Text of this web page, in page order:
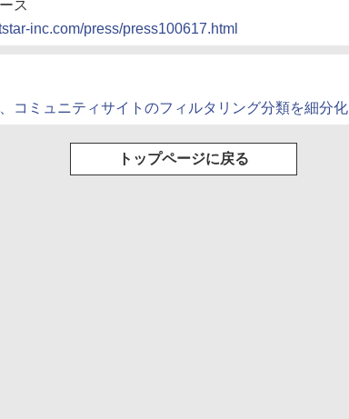
ス
inc.com/press/press100617.html
コミュニティサイトのフィルタリング分類を細分化
トップページに戻る